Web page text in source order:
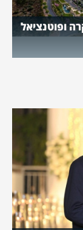
ופוטנציאל